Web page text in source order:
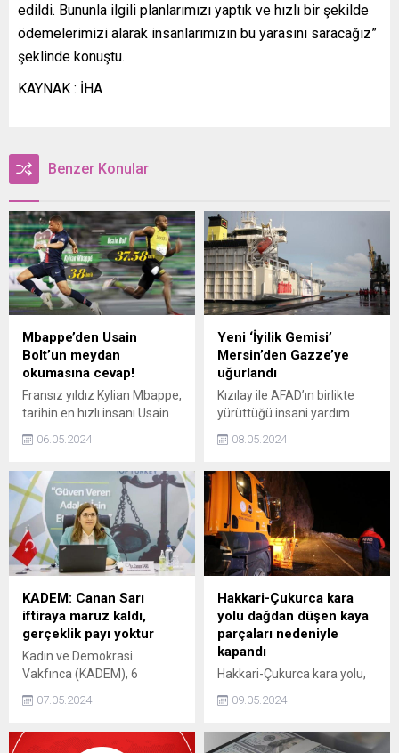
edildi. Bununla ilgili planlarımızı yaptık ve hızlı bir şekilde
ödemelerimizi alarak insanlarımızın bu yarasını saracağız”
şeklinde konuştu.
KAYNAK : İHA
Benzer Konular
Mbappe’den Usain
Bolt’un meydan
okumasına cevap!
Fransız yıldız Kylian Mbappe,
tarihin en hızlı insanı Usain
kabul etti.
06.05.2024
Yeni ‘İyilik Gemisi’
Mersin’den Gazze’ye
uğurlandı
Kızılay ile AFAD’ın birlikte
yürüttüğü insani yardım
toplam 5 bin 66 tonluk insani
yeni İyilik Gemisi, Mersin
Limanından bugün Gazzeye
uğurlandı.
08.05.2024
KADEM: Canan Sarı
iftiraya maruz kaldı,
gerçeklik payı yoktur
Kadın ve Demokrasi
Vakfınca (KADEM), 6
çocuğu davasında
yürüten KADEM Yönetim
07.05.2024
Hakkari-Çukurca kara
yolu dağdan düşen kaya
parçaları nedeniyle
kapandı
Hakkari-Çukurca kara yolu,
parçaları nedeniyle kapandı.
09.05.2024